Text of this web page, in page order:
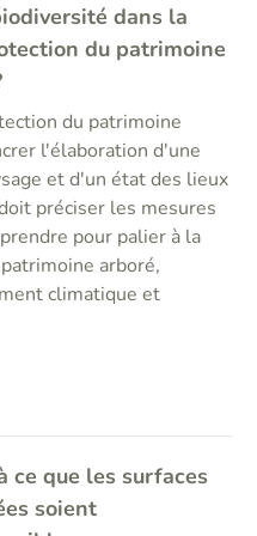
dans la
du patrimoine
du patrimoine
l'élaboration d'une
et d'un état des lieux
préciser les mesures
pour palier à la
arboré,
climatique et
ce que les surfaces
soient